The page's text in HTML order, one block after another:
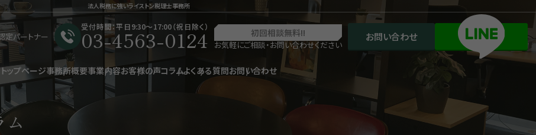
法人税務に強いライストン税理士事務所
パートナー
受付時間：平日9:30〜17:00（祝日除く）
03-4563-0124 初回相談無料!!
お気軽にご相談・お問い合わせください
お問い合わせ
トップページ事務所概要事業内容お客様の声コラムよくある質問お問い合わせ